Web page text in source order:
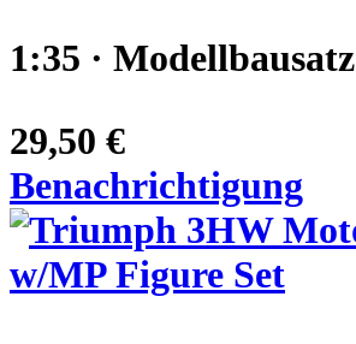
1:35 · Modellbausatz
29,50 €
Benachrichtigung